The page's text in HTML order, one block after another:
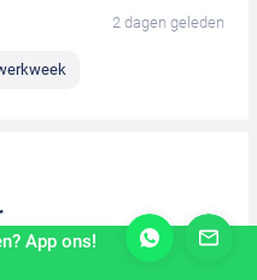
2 dagen geleden
App ons!